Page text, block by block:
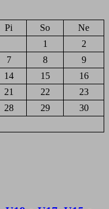
Pi So
Ne
1
2
7 8
9
14 15
16
21 22
23
28 29
30